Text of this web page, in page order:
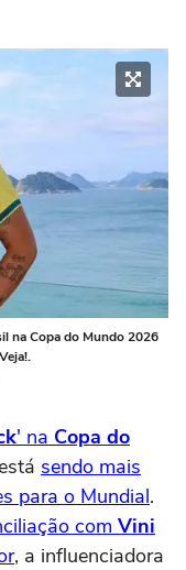
na Copa do Mundo 2026
' na Copa do
sendo mais
para o Mundial.
com Vini
, a influenciadora